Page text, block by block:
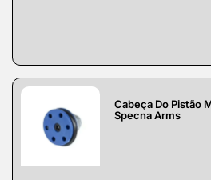
Cabeça Do Pistão
Specna Arms